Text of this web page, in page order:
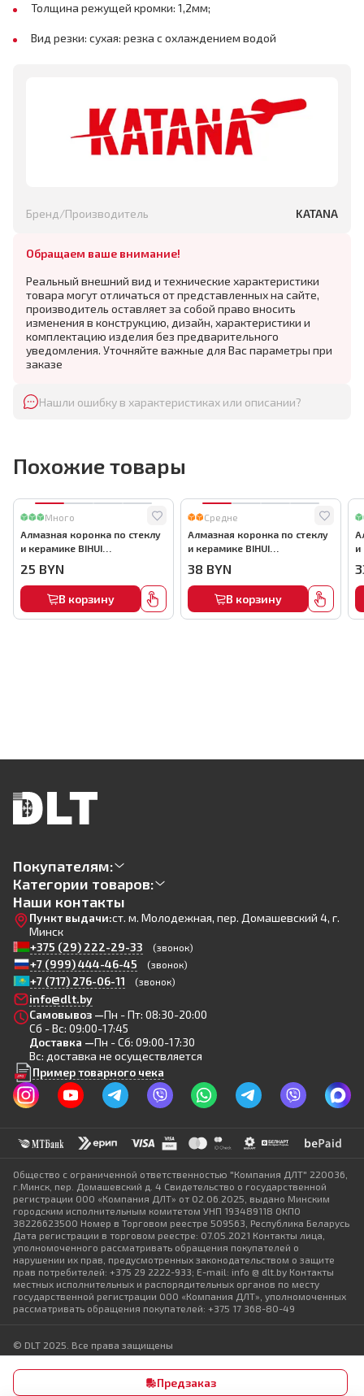
Предзаказ
Толщина режущей кромки: 1,2мм;
Вид резки: сухая: резка с охлаждением водой
Бренд/Производитель KATANA
Обращаем ваше внимание!
Реальный внешний вид и технические характеристики
товара могут отличаться от представленных на сайте,
производитель оставляет за собой право вносить
изменения в конструкцию, дизайн, характеристики и
комплектацию изделия без предварительного
уведомления. Уточняйте важные для Вас параметры при
заказе
Нашли ошибку в характеристиках или описании?
Похожие товары
Много
Алмазная коронка по стеклу
и керамике BIHUI
коронка), 35мм, арт.DBW35
25 BYN
В корзину
Средне
Алмазная коронка по стеклу
и керамике BIHUI
коронка), 55мм, арт.DBW55
38 BYN
В корзину
и
Покупателям:
Категории товаров:
Наши контакты
Пункт выдачи:ст. м. Молодежная, пер. Домашевский 4, г.
Минск
+375 (29) 222-29-33
(звонок)
+7 (999) 444-46-45 (звонок)
+7 (717) 276-06-11 (звонок)
info@dlt.by
Самовывоз —Пн - Пт: 08:30-20:00
Сб - Вс: 09:00-17:45
Доставка —Пн - Сб: 09:00-17:30
Вс: доставка не осуществляется
Пример товарного чека
Общество с ограниченной ответственностью "Компания ДЛТ" 220036,
г.Минск, пер. Домашевский д. 4 Свидетельство о государственной
регистрации ООО «Компания ДЛТ» от 02.06.2025, выдано Минским
городским исполнительным комитетом УНП 193489118 ОКПО
38226623500 Номер в Торговом реестре 509563, Республика Беларусь
Дата регистрации в торговом реестре: 07.05.2021 Контакты лица,
уполномоченного рассматривать обращения покупателей о
нарушении их прав, предусмотренных законодательством о защите
прав потребителей: +375 29 2222-933; E-mail: info @ dlt.by Контакты
местных исполнительных и распорядительных органов по месту
государственной регистрации ООО «Компания ДЛТ», уполномоченных
рассматривать обращения покупателей: +375 17 368-80-49
© DLT 2025. Все права защищены
Политика конфиденциальности
Выбор настроек Cookie
Разработка сайта — SLAM